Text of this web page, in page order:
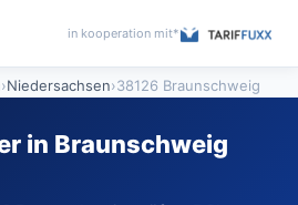
in kooperation mit*
›Niedersachsen›38126 Braunschweig
in Braunschweig